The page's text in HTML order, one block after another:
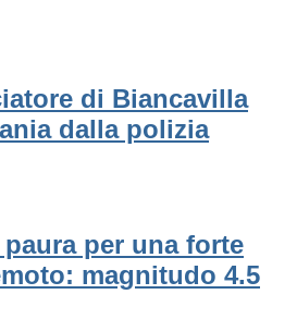
di Biancavilla
dalla polizia
paura per una forte
magnitudo 4.5